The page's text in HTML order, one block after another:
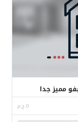
مميز جدا
0 ج.م